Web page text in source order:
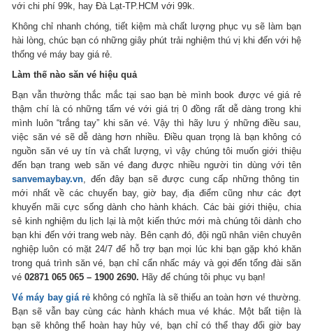
với chi phí 99k, hay Đà Lạt-TP.HCM với 99k.
Không chỉ nhanh chóng, tiết kiệm mà chất lượng phục vụ sẽ làm bạn
hài lòng, chúc bạn có những giây phút trải nghiệm thú vị khi đến với hệ
thống vé máy bay giá rẻ.
Làm thế nào săn vé hiệu quả
Bạn vẫn thường thắc mắc tại sao bạn bè mình book được vé giá rẻ
thậm chí là có những tấm vé với giá trị 0 đồng rất dễ dàng trong khi
mình luôn “trắng tay” khi săn vé. Vậy thì hãy lưu ý những điều sau,
việc săn vé sẽ dễ dàng hơn nhiều. Điều quan trọng là bạn không có
nguồn săn vé uy tín và chất lượng, vì vậy chúng tôi muốn giới thiệu
đến bạn trang web săn vé đang được nhiều người tin dùng với tên
sanvemaybay.vn, đến đây bạn sẽ được cung cấp những thông tin
mới nhất về các chuyến bay, giờ bay, địa điểm cũng như các đợt
khuyến mãi cực sống dành cho hành khách. Các bài giới thiệu, chia
sẻ kinh nghiệm du lịch lại là một kiến thức mới mà chúng tôi dành cho
bạn khi đến với trang web này. Bên cạnh đó, đội ngũ nhân viên chuyên
nghiệp luôn có mặt 24/7 để hỗ trợ bạn mọi lúc khi bạn gặp khó khăn
trong quá trình săn vé, bạn chỉ cẩn nhấc máy và gọi đến tổng đài săn
vé02871 065 065 – 1900 2690. Hãy để chúng tôi phục vụ bạn!
Vé máy bay giá rẻkhông có nghĩa là sẽ thiếu an toàn hơn vé thường.
Bạn sẽ vẫn bay cùng các hành khách mua vé khác. Một bất tiện là
bạn sẽ không thể hoàn hay hủy vé, bạn chỉ có thể thay đổi giờ bay